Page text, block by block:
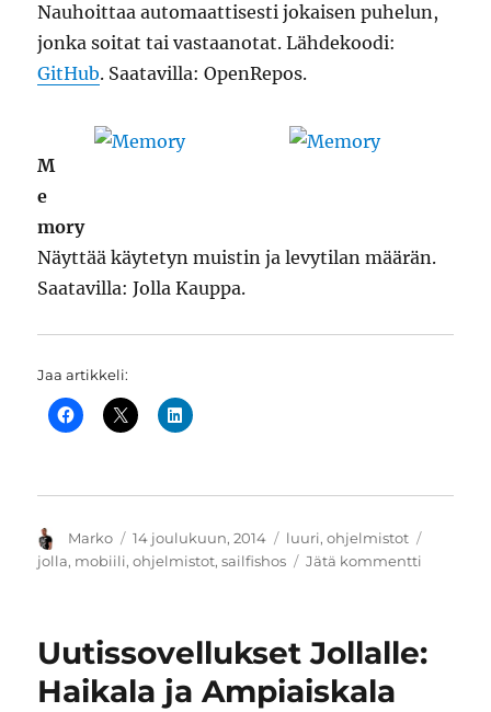
Nauhoittaa automaattisesti jokaisen puhelun,
jonka soitat tai vastaanotat. Lähdekoodi:
GitHub. Saatavilla: OpenRepos.
M
e
mory
Näyttää käytetyn muistin ja levytilan määrän.
Saatavilla: Jolla Kauppa.
Jaa artikkeli:
Kirjoittaja
Marko Julkaistu
14 joulukuun, 2014 Kategoriat
luuri,ohjelmistot
jolla, mobiili,ohjelmistot,sailfishos Jätä kommentti
OS
Uutissovellukset Jollalle:
Haikala ja Ampiaiskala